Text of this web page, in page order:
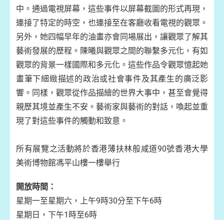
中。通過電視屏幕，這些事件以屏幕截圖的形式再現，
連接了特定的時空，也連接至在客廳收看電視的觀眾。
另外，她四幅早年的油畫亦會同場展出，讓觀眾了解其
藝術發展的歷程。陳曦與觀眾之間的聯繫多元化，有如
觀眾的背景一樣國際和多元化。這些作品令觀眾憶起她
畫筆下細緻描述的政治或社會事件及其產生的廣泛影
響。同樣，觀眾從作品描繪的世界大事中，甚至會覺得
親歷其境並產生不安。藝術家與藝術的對話，喚起並重
現了對這些事件的觸動和致意。
所有展覽之活動將於香港薄扶林般咸道90號香港大學
美術博物館馮平山樓一樓舉行
開放時間：
星期一至星期六，上午9時30分至下午6時
星期日，下午1時至6時